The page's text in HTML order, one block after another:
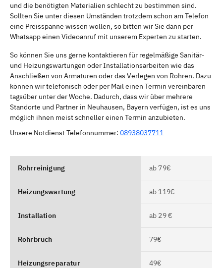
und die benötigten Materialien schlecht zu bestimmen sind.
Sollten Sie unter diesen Umständen trotzdem schon am Telefon
eine Preisspanne wissen wollen, so bitten wir Sie dann per
Whatsapp einen Videoanruf mit unserem Experten zu starten.
So können Sie uns gerne kontaktieren für regelmäßige Sanitär-
und Heizungswartungen oder Installationsarbeiten wie das
Anschließen von Armaturen oder das Verlegen von Rohren. Dazu
können wir telefonisch oder per Mail einen Termin vereinbaren
tagsüber unter der Woche. Dadurch, dass wir über mehrere
Standorte und Partner in Neuhausen, Bayern verfügen, ist es uns
möglich ihnen meist schneller einen Termin anzubieten.
Unsere Notdienst Telefonnummer: 08938037711
Rohrreinigung ab 79€
Heizungswartung ab 119€
Installation ab 29 €
Rohrbruch 79€
Heizungsreparatur 49€